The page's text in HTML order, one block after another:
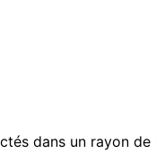
dans un rayon de